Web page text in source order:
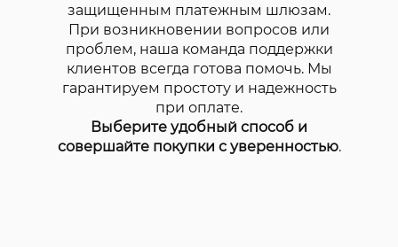
защищенным платежным шлюзам.
При возникновении вопросов или
проблем, наша команда поддержки
клиентов всегда готова помочь. Мы
гарантируем простоту и надежность
при оплате.
Выберите удобный способ и
совершайте покупки с уверенностью.